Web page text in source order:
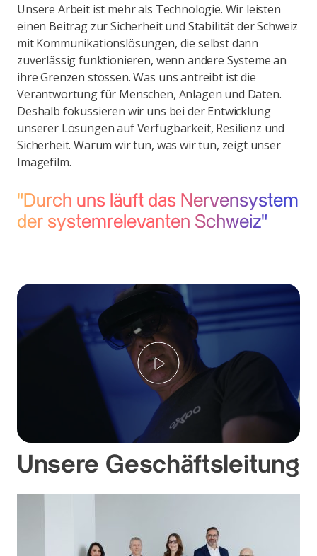
Unsere Arbeit ist mehr als Technologie. Wir leisten
einen Beitrag zur Sicherheit und Stabilität der Schweiz
mit Kommunikationslösungen, die selbst dann
zuverlässig funktionieren, wenn andere Systeme an
ihre Grenzen stossen. Was uns antreibt ist die
Verantwortung für Menschen, Anlagen und Daten.
Deshalb fokussieren wir uns bei der Entwicklung
unserer Lösungen auf Verfügbarkeit, Resilienz und
Sicherheit. Warum wir tun, was wir tun, zeigt unser
Imagefilm.
"Durch uns läuft das Nervensystem
der systemrelevanten Schweiz"
Play
Unsere Geschäftsleitung